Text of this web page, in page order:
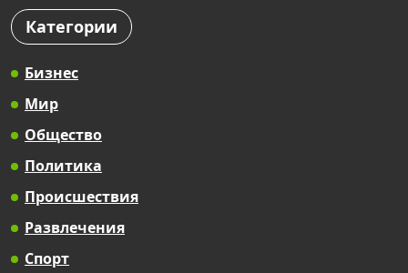
Категории
Бизнес
Мир
Общество
Политика
Происшествия
Развлечения
Спорт